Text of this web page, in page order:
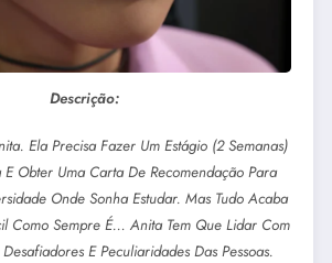
Descrição:
Ela Precisa Fazer Um Estágio (2 Semanas)
E Obter Uma Carta De Recomendação Para
Onde Sonha Estudar. Mas Tudo Acaba
Como Sempre É… Anita Tem Que Lidar Com
E Peculiaridades Das Pessoas.